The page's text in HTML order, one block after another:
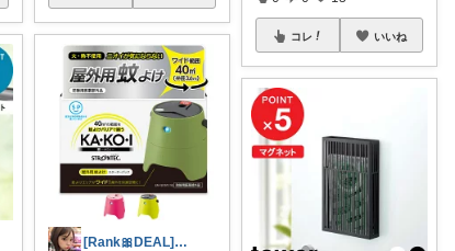
[Rank🎀DEAL]毎日コレ@ano
コレ いいね